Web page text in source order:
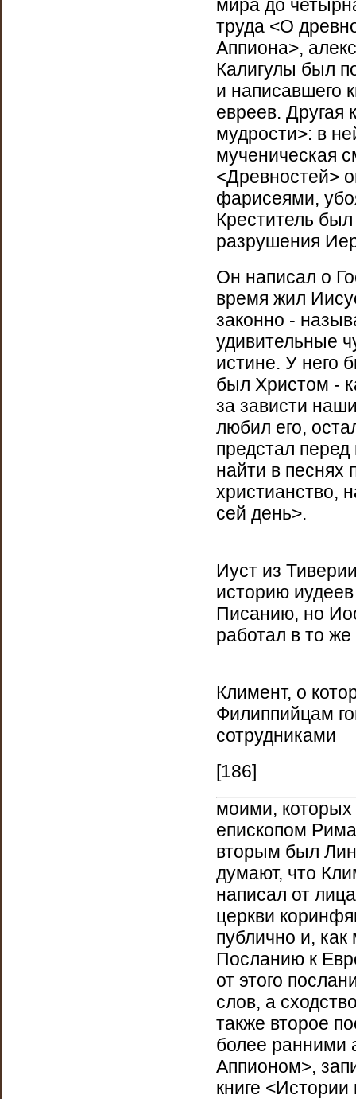
мира до
труда <О
Аппиона>,
Калигулы был
и написавшего
евреев.
мудрости>: в
мученическая
<Древностей>
фарисеями,
Креститель
разрушения
Он написал о
время жил
законно -
удивительные
истине. У него
был Христом -
за зависти
любил его,
предстал
найти в песнях
христианство,
сей день>.
Иуст из
историю
Писанию, но
работал в то
Климент, о
Филиппийцам
сотрудниками
[186]
моими,
епископом
вторым был
думают, что
написал от
церкви
публично и, как
Посланию к
от этого
слов, а
также второе
более ранними
Аппионом>,
книге